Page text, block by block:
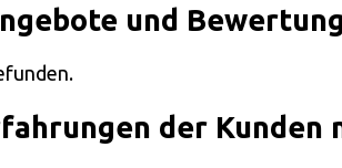
und
der Kunden